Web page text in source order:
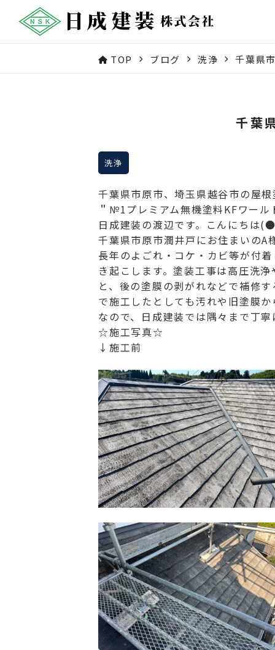
TOP ブログ 洗浄 千葉県
千葉
洗浄
千葉県市原市、埼玉県越谷市の屋
＂№1プレミアム無機塗料KFワー
日成建装の渡辺です。こんにち
千葉県市原市潤井戸にお住まいの
長年のよごれ・コケ・カビ等が付
き起こします。塗装工事は高圧洗
と、後の塗膜の剥がれなどで補修
で施工したとしても汚れや旧塗膜
なので、日成建装では隅々まで丁
☆施工写真☆
↓施工前